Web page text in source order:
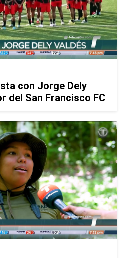
con Jorge Dely
del San Francisco FC